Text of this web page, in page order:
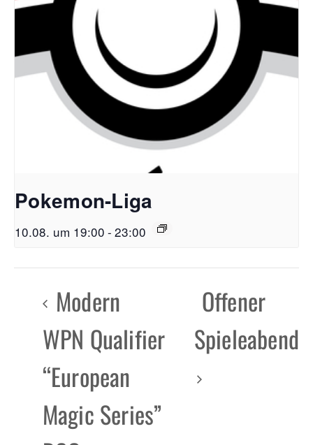
Pokemon-Liga
10.08. um 19:00 - 23:00
Modern
WPN Qualifier
“European
Magic Series”
Offener
Spieleabend